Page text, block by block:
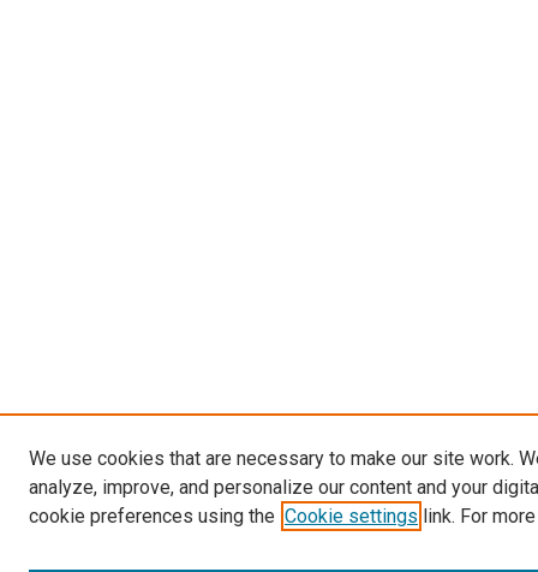
We use cookies that are necessary to make our site work.
analyze, improve, and personalize our content and your
cookie preferences using the Cookie settings link. For